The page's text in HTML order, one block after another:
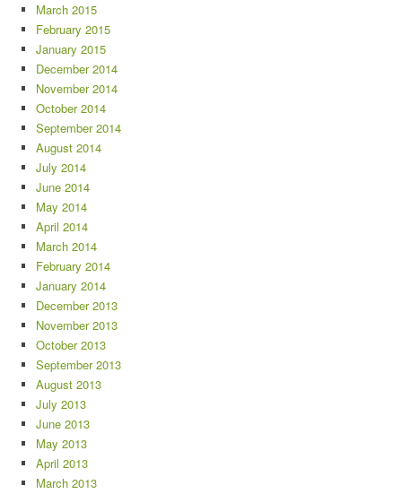
March 2015
February 2015
January 2015
December 2014
November 2014
October 2014
September 2014
August 2014
July 2014
June 2014
May 2014
April 2014
March 2014
February 2014
January 2014
December 2013
November 2013
October 2013
September 2013
August 2013
July 2013
June 2013
May 2013
April 2013
March 2013